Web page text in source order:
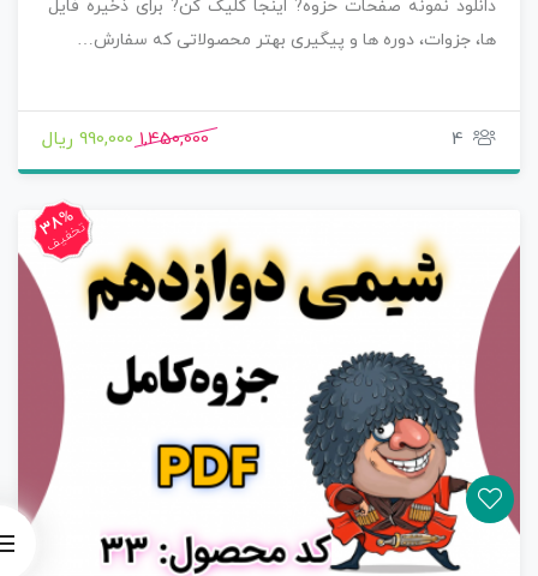
دانلود نمونه صفحات حزوه? اینجا کلیک کن? برای ذخیره فایل
ها، جزوات، دوره ها و پیگیری بهتر محصولاتی که سفارش…
4
1,450,000 990,000 ریال
38%
تخفیف